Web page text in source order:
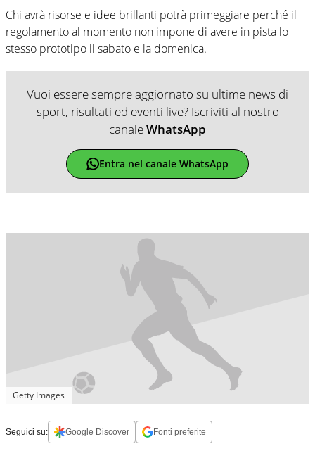
Chi avrà risorse e idee brillanti potrà primeggiare perché il
regolamento al momento non impone di avere in pista lo
stesso prototipo il sabato e la domenica.
Vuoi essere sempre aggiornato su ultime news di
sport, risultati ed eventi live? Iscriviti al nostro
canaleWhatsApp
Entra nel canale WhatsApp
Getty Images
Seguici su: Google Discover Fonti preferite